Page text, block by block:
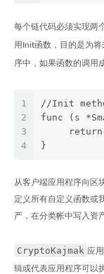
每个链代码必须实现两
用Init函数，目的是为
序中，如果函数的调用
1
2
3
4
//Init
func (s
}
从客户端应用程序向区
定义所有自定义函数或
产，在分类帐中写入资
CryptoKajmak 应
辑或代表应用程序可以